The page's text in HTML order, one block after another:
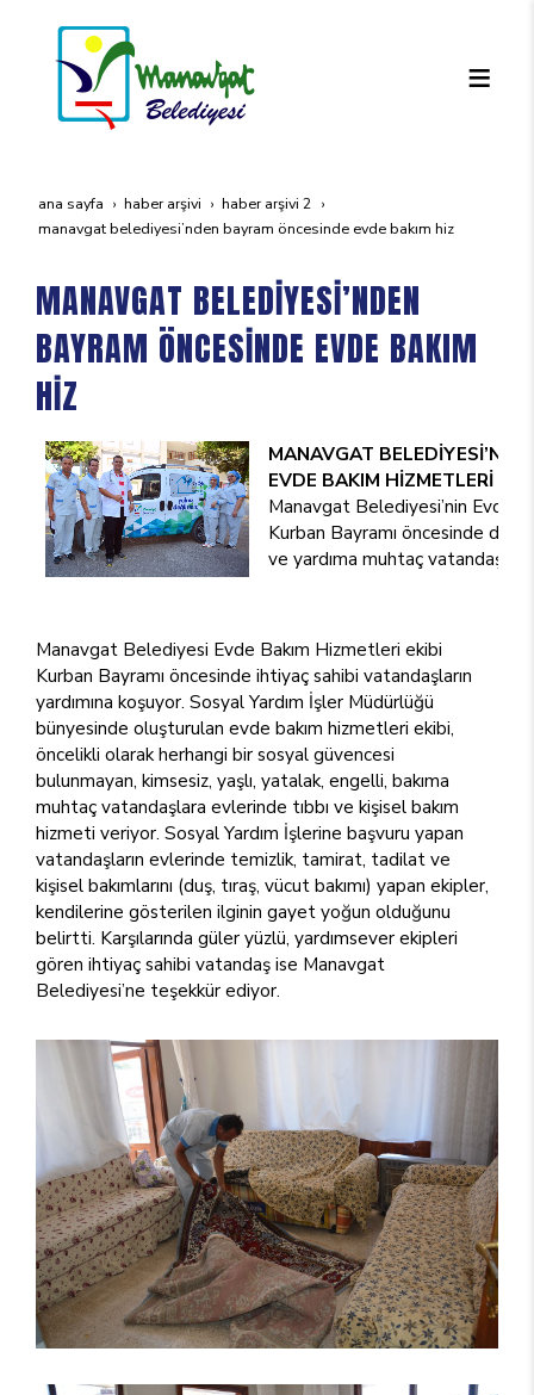
ana sayfa haber arşivi
haber arşivi 2
manavgat beledi̇yesi̇’nden bayram öncesi̇nde evde bakim hi̇z
MANAVGAT BELEDİYESİ’NDEN
BAYRAM ÖNCESİNDE EVDE BAKIM
HİZ
MANAVGAT
EVDE BAKIM HİZMETLERİ
Manavgat Belediyesi’nin Evde
Kurban Bayramı öncesinde de
ve yardıma muhtaç
Manavgat Belediyesi Evde Bakım Hizmetleri ekibi
Kurban Bayramı öncesinde ihtiyaç sahibi vatandaşların
yardımına koşuyor. Sosyal Yardım İşler Müdürlüğü
bünyesinde oluşturulan evde bakım hizmetleri ekibi,
öncelikli olarak herhangi bir sosyal güvencesi
bulunmayan, kimsesiz, yaşlı, yatalak, engelli, bakıma
muhtaç vatandaşlara evlerinde tıbbı ve kişisel bakım
hizmeti veriyor. Sosyal Yardım İşlerine başvuru yapan
vatandaşların evlerinde temizlik, tamirat, tadilat ve
kişisel bakımlarını (duş, tıraş, vücut bakımı) yapan ekipler,
kendilerine gösterilen ilginin gayet yoğun olduğunu
belirtti. Karşılarında güler yüzlü, yardımsever ekipleri
gören ihtiyaç sahibi vatandaş ise Manavgat
Belediyesi’ne teşekkür ediyor.